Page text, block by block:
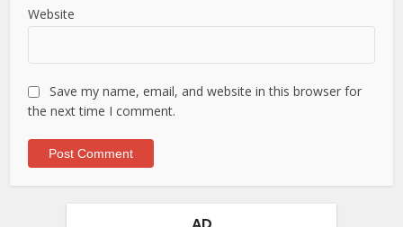
Website
Save my name, email, and website in this browser for
the next time I comment.